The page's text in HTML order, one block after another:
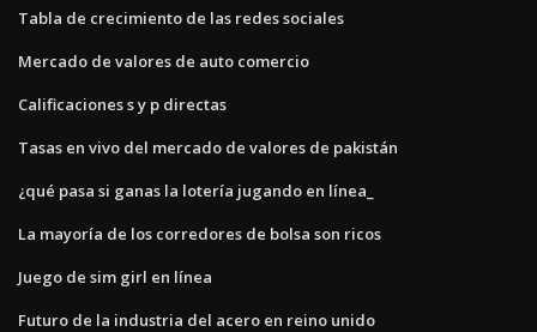
Tabla de crecimiento de las redes sociales
Mercado de valores de auto comercio
Calificaciones s y p directas
Tasas en vivo del mercado de valores de pakistán
¿qué pasa si ganas la lotería jugando en línea_
La mayoría de los corredores de bolsa son ricos
Juego de sim girl en línea
Futuro de la industria del acero en reino unido